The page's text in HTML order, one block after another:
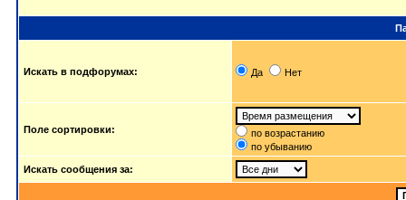
Искать в подфорумах: Да Нет
Поле сортировки:
по возрастанию
по убыванию
Искать сообщения за: